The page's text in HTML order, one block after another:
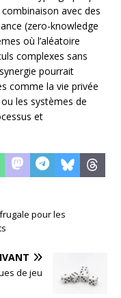
avec des
(zero-knowledge
où l’aléatoire
complexes sans
pourrait
comme la vie privée
les systèmes de
et
pour les
de jeu